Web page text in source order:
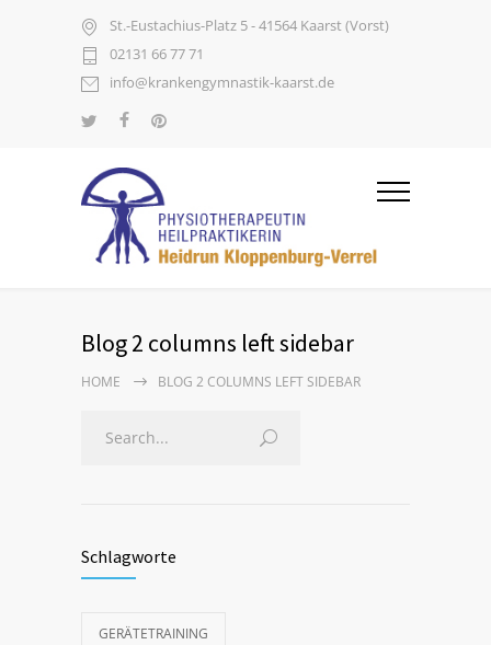
St.-Eustachius-Platz 5 - 41564 Kaarst (Vorst)
02131 66 77 71
info@krankengymnastik-kaarst.de
Blog 2 columns left sidebar
HOME BLOG 2 COLUMNS LEFT SIDEBAR
Schlagworte
GERÄTETRAINING